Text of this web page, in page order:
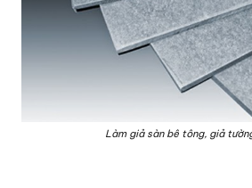
Làm giả sàn bê tông, giả